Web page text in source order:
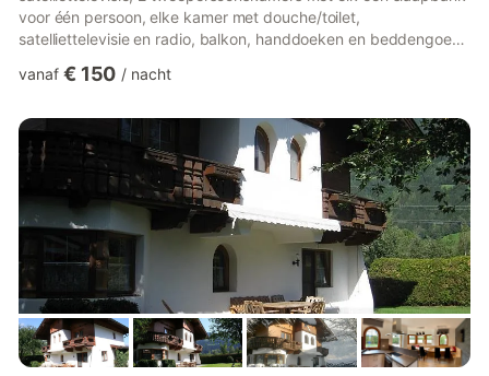
voor één persoon, elke kamer met douche/toilet,
satelliettelevisie en radio, balkon, handdoeken en beddengoed
centrum van Ried im Zillertal, aan het begin van de Zillertaler
en comfortabel naar het skigebied Hochzillertal - Hochfügen
kunt reizen. Geniet van de ideale en rustige ligging in het
centrum van R...
vanaf € 150 / nacht